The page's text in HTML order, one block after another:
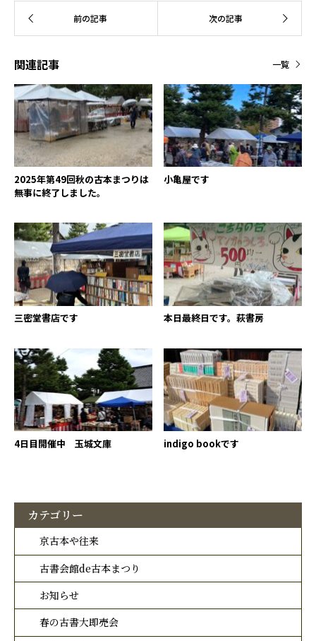
関連記事 一覧
2025年第49回秋の古本まつりは
無事に終了しました。
小亀屋です
三密堂書店です 本日最終日です。萩書房
4日目開催中 玉城文庫 indigo bookです
カテゴリー
京古本や往来
古書会館de古本まつり
お知らせ
春の古書大即売会